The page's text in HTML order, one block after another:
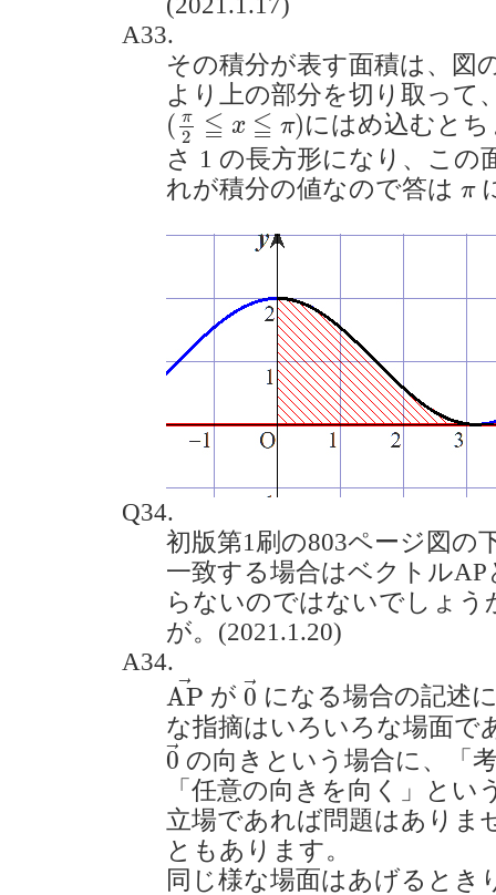
A33.
その積分が表す面積は、図
より上の部分を切り取って
( π
2 ≦ x ≦ π)
(π2 ≦x≦π)
にはめ込むと
さ 1 の長方形になり、この
れが積分の値なので答は π
π
Q34.
初版第1刷の803ページ図の
一致する場合はベクトル
らないのではないでしょ
が。(2021.1.20)
A34.
→
AP
AP
が →
0
0 →
になる場合の記述
な指摘はいろいろな場面で
→
0
0→
の向きという場合に、「
「任意の向きを向く」と
立場であれば問題はありま
ともあります。
同じ様な場面はあげるとき